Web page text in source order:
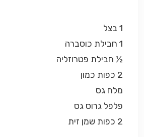
1 בצל
1 חבילת כוסברה
½ חבילת פטרוזליה
2 כפות כמון
מלח גס
פלפל גרוס גס
2 כפות שמן זית